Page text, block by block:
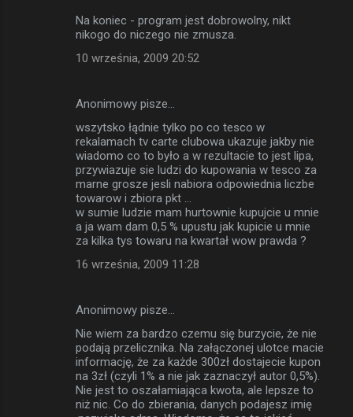
Na koniec - program jest dobrowolny, nikt
nikogo do niczego nie zmusza.
10 września, 2009 20:52
Anonimowy pisze…
wszytsko łądnie tylko po co tesco w
rekalamach tv carte clubowa ukazuje jakby nie
wiadomo co to było a w rezultacie to jest lipa,
przywiazuje sie ludzi do kupowania w tesco za
marne grosze jesli nabiora odpowiednia liczbe
towarow i zbiora pkt ...
w sumie ludzie mam hurtownie kupujcie u mnie
a ja wam dam 0,5 % upustu jak kupicie u mnie
za kilka tys towaru na kwartał wow prawda ?
16 września, 2009 11:28
Anonimowy pisze…
Nie wiem za bardzo czemu się burzycie, że nie
podają przelicznika. Na załączonej ulotce macie
informację, że za każde 300zł dostajecie kupon
na 3zł (czyli 1% a nie jak zaznaczył autor 0,5%).
Nie jest to oszałamiająca kwota, ale lepsze to
niż nic. Co do zbierania, danych podajesz imię